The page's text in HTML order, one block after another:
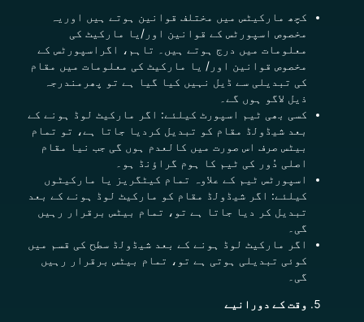
کچھ مارکیٹس میں مختلف قوانین ہوتے ہیں اوریہ
مخصوص اسپورٹس کے قوانین اور/یا مارکیٹ کی
معلومات میں درج ہوتے ہیں۔ تاہم، اگراسپورٹس کے
مخصوص قوانین اور/ یا مارکیٹ کی معلومات میں مقام
کی تبدیلی سے ڈیل نہیں کیا گیا ہے تو پھرمندرجہ
ذیل لاگو ہوں گے۔
کسی بھی ٹیم اسپورٹ کیلئے: اگر مارکیٹ لوڈ ہونے کے
بعد شیڈولڈ مقام کو تبدیل کردیا جاتا ہے، تو تمام
بیٹس صرف اس صورت میں کالعدم ہوں گی جب نیا مقام
اصلی دُور کی ٹیم کا ہوم گراؤنڈ ہو۔
اسپورٹس ٹیم کے علاوہ تمام کیٹگریز یا مارکیٹوں
کیلئے: اگر شیڈولڈ مقام کو مارکیٹ لوڈ ہونے کے بعد
تبدیل کر دیا جاتا ہے تو، تمام بیٹس برقرار رہیں
گی۔
اگر مارکیٹ لوڈ ہونے کے بعد شیڈولڈ سطح کی قسم میں
کوئی تبدیلی ہوتی ہے تو، تمام بیٹس برقرار رہیں
گی۔
وقت کے دورانیے